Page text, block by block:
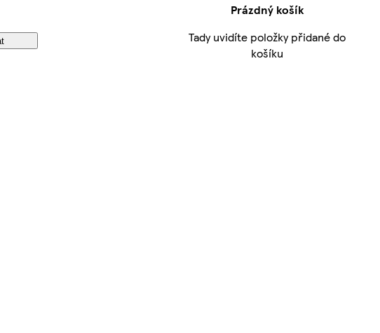
Prázdný košík
Tady uvidíte položky přidané do
košíku